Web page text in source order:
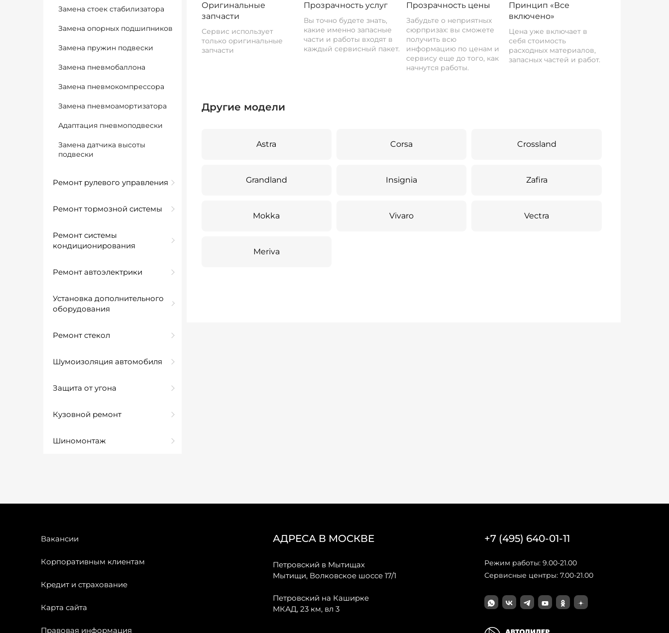
Замена стоек стабилизатора
Замена опорных подшипников
Замена пружин подвески
Замена пневмобаллона
Замена пневмокомпрессора
Замена пневмоамортизатора
Адаптация пневмоподвески
Замена датчика высоты
подвески
Ремонт рулевого управления
Ремонт тормозной системы
Ремонт системы
кондиционирования
Ремонт автоэлектрики
Установка дополнительного
оборудования
Ремонт стекол
Шумоизоляция автомобиля
Защита от угона
Кузовной ремонт
Шиномонтаж
Оригинальные
запчасти
Сервис использует
только оригинальные
запчасти
Прозрачность услуг
Вы точно будете знать,
какие именно запасные
части и работы входят в
каждый сервисный пакет.
Прозрачность цены
Забудьте о неприятных
сюрпризах: вы сможете
получить всю
информацию по ценам и
сервису еще до того, как
начнутся работы.
Принцип «Все
включено»
Цена уже включает в
себя стоимость
расходных материалов,
запасных частей и работ.
Другие модели
Astra Corsa Crossland
Grandland Insignia Zafira
Mokka Vivaro Vectra
Meriva
Вакансии
Корпоративным клиентам
Кредит и страхование
Карта сайта
Правовая информация
АДРЕСА В МОСКВЕ
Петровский в Мытищах
Мытищи, Волковское шоссе 17/1
Петровский на Каширке
МКАД, 23 км, вл 3
+7 (495) 640-01-11
Режим работы: 9.00-21.00
Сервисные центры: 7.00-21.00